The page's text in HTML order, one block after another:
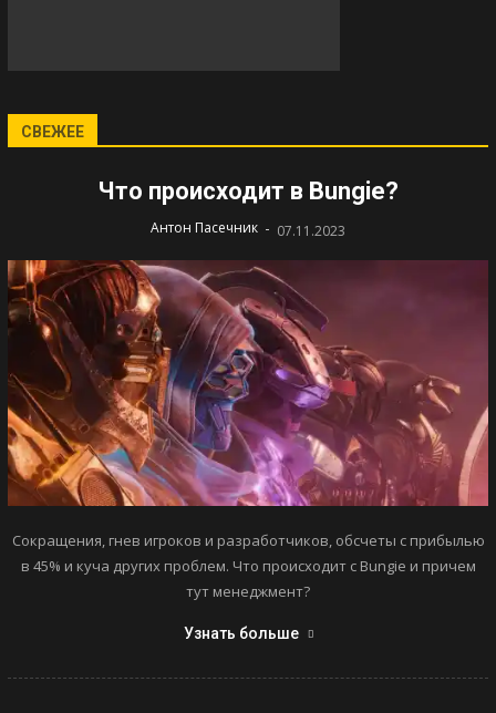
СВЕЖЕЕ
Что происходит в Bungie?
Антон Пасечник - 07.11.2023
Сокращения, гнев игроков и разработчиков, обсчеты с прибылью
в 45% и куча других проблем. Что происходит с Bungie и причем
тут менеджмент?
Узнать больше